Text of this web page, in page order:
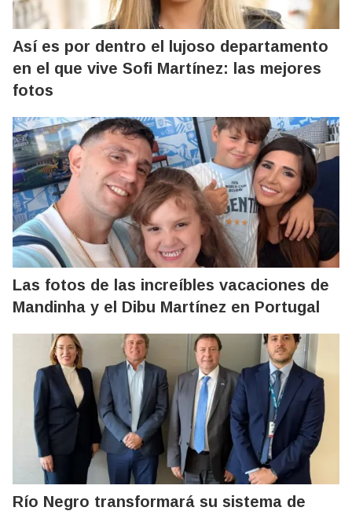
Así es por dentro el lujoso departamento
en el que vive Sofi Martínez: las mejores
fotos
Las fotos de las increíbles vacaciones de
Mandinha y el Dibu Martínez en Portugal
Río Negro transformará su sistema de